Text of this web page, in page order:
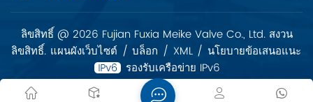
ลิขสิทธิ์ @ 2026 Fujian Fuxia Meike Valve Co., Ltd. สงวน
ลิขสิทธิ์. แผนผังเว็บไซต์ / บล็อก / XML / นโยบายข้อเสนอแนะ
รองรับเครือข่าย IPv6